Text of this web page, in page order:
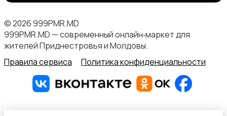
© 2026 999PMR.MD
999PMR.MD — современный онлайн‑маркет для
жителей Приднестровья и Молдовы.
Правила сервиса
Политика конфиденциальности